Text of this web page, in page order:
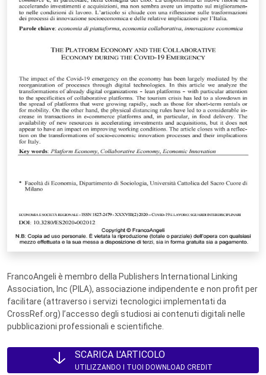
FrancoAngeli è membro della Publishers International Linking
Association, Inc (PILA), associazione indipendente e non profit per
facilitare (attraverso i servizi tecnologici implementati da
CrossRef.org) l’accesso degli studiosi ai contenuti digitali nelle
pubblicazioni professionali e scientifiche.
SCARICA L'ARTICOLO
UTILIZZANDO I TUOI DOWNLOAD CREDIT